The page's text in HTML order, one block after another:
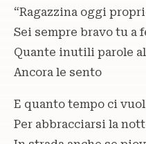
“Ragazzina oggi
Sei sempre bravo tu a
Quante inutili parole
Ancora le sento
E quanto tempo ci
Per abbracciarsi la